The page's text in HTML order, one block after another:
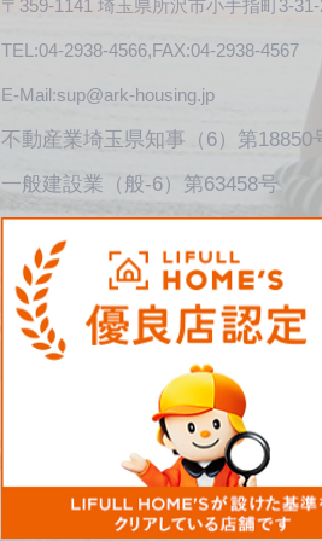
〒359-1141 埼玉県所沢市小手指町3-
TEL:04-2938-4566,FAX:04-2938-4567
E-Mail:sup@ark-housing.jp
不動産​業埼玉県知事（6）第18850
一般建設業（般-6）第63458号